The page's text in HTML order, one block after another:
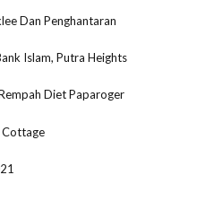
Dan Penghantaran
Islam, Putra Heights
Diet Paparoger
Cottage